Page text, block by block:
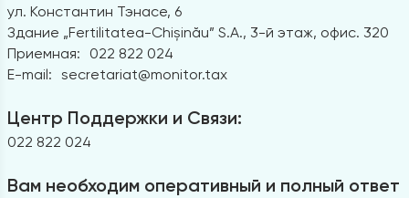
ул. Константин Тэнасе, 6
Здание „Fertilitatea-Chișinău” S.A., 3-й этаж, офис. 320
Приемная:
022 822 024
E-mail: secretariat@monitor.tax
Центр Поддержки и Связи:
022 822 024
Вам необходим оперативный и полный ответ